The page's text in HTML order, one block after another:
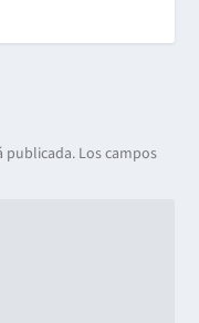
publicada.Los campos